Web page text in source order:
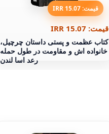
قیمت: 15.07 IRR
قیمت: 15.07 IRR
کتاب عظمت و پستی داستان چرچیل،
خانواده اش و مقاومت در طول حمله
رعد اسا لندن